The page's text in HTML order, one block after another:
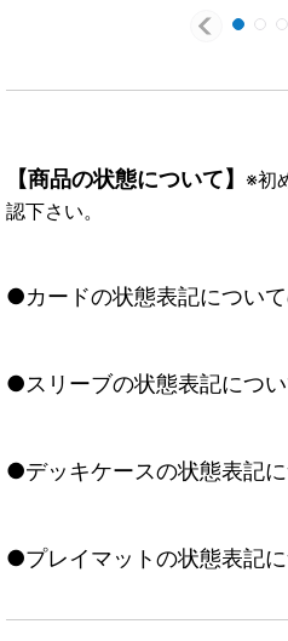
【商品の状態について】 ※初
認下さい。
●カードの状態表記につい
●スリーブの状態表記につ
●デッキケースの状態表記
●プレイマットの状態表記